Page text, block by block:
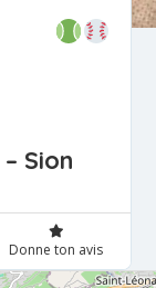
Sion
Donne ton avis